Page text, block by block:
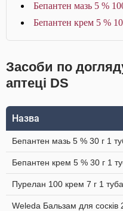
Бепантен мазь 5 %
Бепантен крем 5 %
Засоби по
аптеці DS
Назва
Бепантен мазь 5 % 30 г 1
Бепантен крем 5 % 30 г 1
Пурелан 100 крем 7 г 1 туба
Weleda Бальзам для сосків